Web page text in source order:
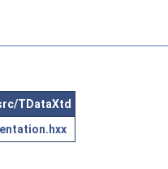
TDataXtd